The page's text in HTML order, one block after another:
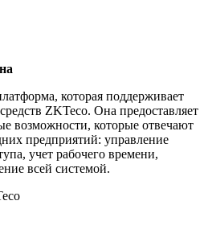
которая поддерживает
ZKTeco. Она предоставляет
возможности, которые отвечают
предприятий: управление
учет рабочего времени,
всей системой.